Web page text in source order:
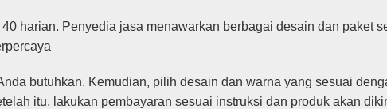
harian. Penyedia jasa menawarkan berbagai desain dan paket
butuhkan. Kemudian, pilih desain dan warna yang sesuai
itu, lakukan pembayaran sesuai instruksi dan produk akan